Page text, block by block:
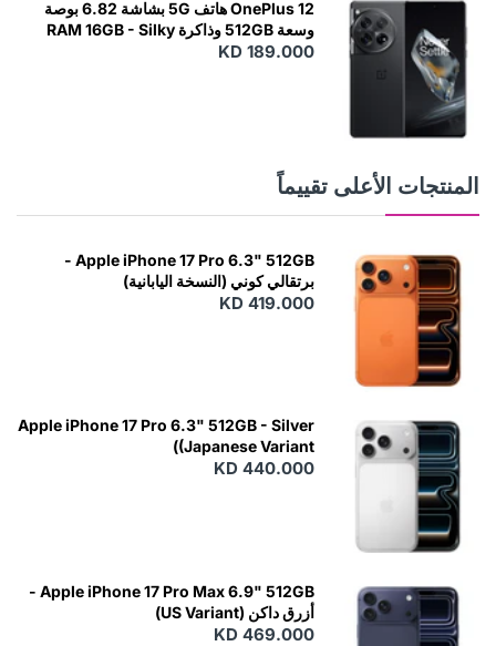
OnePlus 12 هاتف 5G بشاشة 6.82 بوصة
وسعة 512GB وذاكرة RAM 16GB - Silky
Black
KD 189.000
المنتجات الأعلى تقييماً
Apple iPhone 17 Pro 6.3" 512GB -
برتقالي كوني (النسخة اليابانية)
KD 419.000
Apple iPhone 17 Pro 6.3" 512GB - Silver
(Japanese Variant)
KD 440.000
Apple iPhone 17 Pro Max 6.9" 512GB -
أزرق داكن (US Variant)
KD 469.000